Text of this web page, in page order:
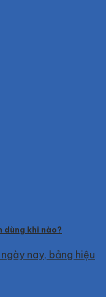
dùng khi nào?
nay, bảng hiệu